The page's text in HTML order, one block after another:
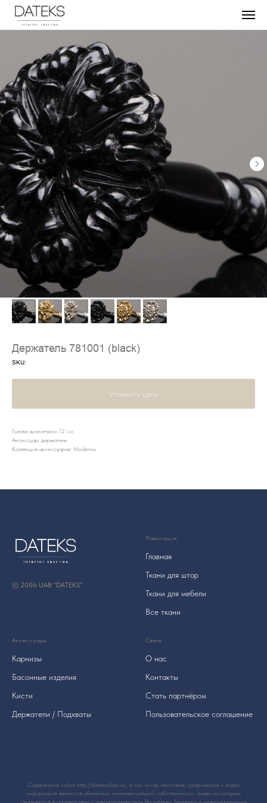
Держатель 781001 (black)
SKU:
Уточнить цену
Голова диаметром 12 см
Аксессуар: держатель
Коллекция аксессуаров: Moderna
© 2006 UAB "DATEKS"
Навигация
Главная
Ткани для штор
Ткани для мебели
Все ткани
Аксессуары
Карнизы
Басонные изделия
Кисти
Держатели / Подхваты
Связь
О нас
Контакты
Стать партнёром
Пользовательское соглашение
Содержание сайта http://dateks.tilda.ws , в том числе текстовая, графическая и видео
информация являются объектами интеллектуальной собственности, права на которые
охраняются в соответствии с законодательством Республики Беларусь и международными